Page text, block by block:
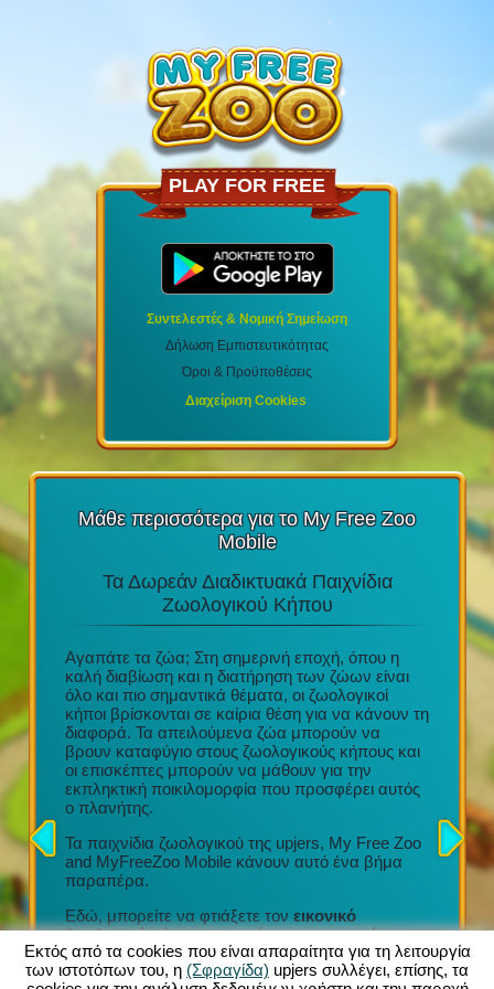
PLAY FOR FREE
Συντελεστές & Νομική Σημείωση
Δήλωση Εμπιστευτικότητας
Όροι & Προϋποθέσεις
Διαχείριση Cookies
Μάθε περισσότερα για το My Free Zoo
Mobile
tablet
την
(iOS
Τα Δωρεάν Διαδικτυακά Παιχνίδια
Ζωολογικού Κήπου
Αγαπάτε τα ζώα; Στη σημερινή εποχή, όπου η
καλή διαβίωση και η διατήρηση των ζώων είναι
όλο και πιο σημαντικά θέματα, οι ζωολογικοί
κήποι βρίσκονται σε καίρια θέση για να κάνουν τη
διαφορά. Τα απειλούμενα ζώα μπορούν να
βρουν καταφύγιο στους ζωολογικούς κήπους και
οι επισκέπτες μπορούν να μάθουν για την
εκπληκτική ποικιλομορφία που προσφέρει αυτός
ο πλανήτης.
Τα παιχνίδια ζωολογικού της upjers, My Free Zoo
and MyFreeZoo Mobile κάνουν αυτό ένα βήμα
παραπέρα.
Εδώ, μπορείτε να φτιάξετε τον εικονικό
ζωολογικό κήπο των ονείρων σας με πάνω
από 300 διαφορετικά εξωτικά ζώα. Μια μεγάλη
ποικιλία περιφράξεων, διακοσμήσεων και άλλων
Τόνοι
Κάθε
Εκτός από τα cookies που είναι απαραίτητα για τη λειτουργία
των ιστοτόπων του, η (Σφραγίδα) upjers συλλέγει, επίσης, τα